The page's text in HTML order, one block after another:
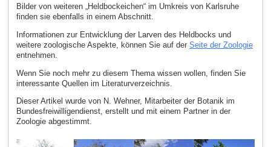
Bilder von weiteren „Heldbockeichen“ im Umkreis von Karlsruhe
finden sie ebenfalls in einem Abschnitt.
Informationen zur Entwicklung der Larven des Heldbocks und
weitere zoologische Aspekte, können Sie auf der Seite der Zoologie
entnehmen.
Wenn Sie noch mehr zu diesem Thema wissen wollen, finden Sie
interessante Quellen im Literaturverzeichnis.
Dieser Artikel wurde von N. Wehner, Mitarbeiter der Botanik im
Bundesfreiwilligendienst, erstellt und mit einem Partner in der
Zoologie abgestimmt.